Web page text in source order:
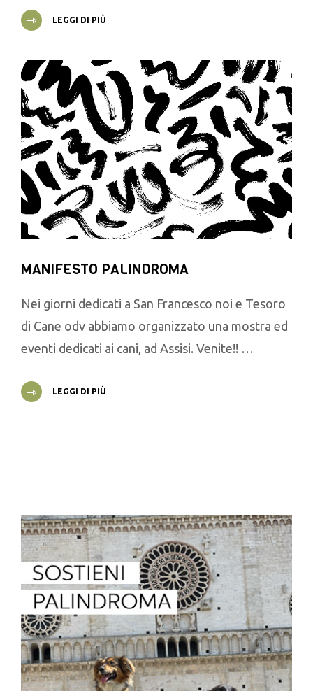
LEGGI DI PIÙ
MANIFESTO PALINDROMA
Nei giorni dedicati a San Francesco noi e Tesoro
di Cane odv abbiamo organizzato una mostra ed
eventi dedicati ai cani, ad Assisi. Venite!! …
LEGGI DI PIÙ